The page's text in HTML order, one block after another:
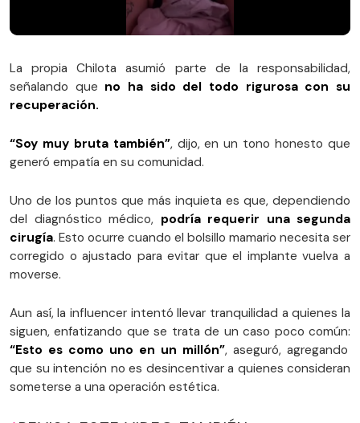
La propia Chilota asumió parte de la responsabilidad,
señalando que no ha sido del todo rigurosa con su
recuperación.
“Soy muy bruta también”, dijo, en un tono honesto que
generó empatía en su comunidad.
Uno de los puntos que más inquieta es que, dependiendo
del diagnóstico médico, podría requerir una segunda
cirugía. Esto ocurre cuando el bolsillo mamario necesita ser
corregido o ajustado para evitar que el implante vuelva a
moverse.
Aun así, la influencer intentó llevar tranquilidad a quienes la
siguen, enfatizando que se trata de un caso poco común:
“Esto es como uno en un millón”, aseguró, agregando
que su intención no es desincentivar a quienes consideran
someterse a una operación estética.